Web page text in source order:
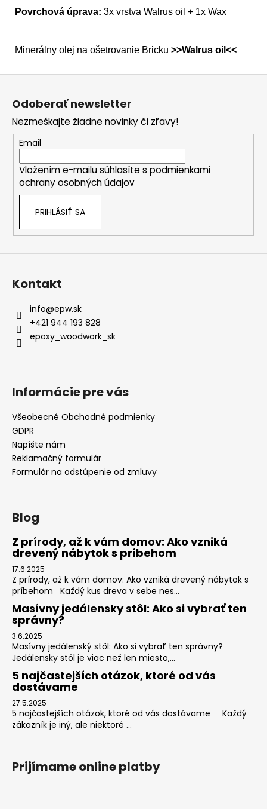
Povrchová úprava: 3x vrstva Walrus oil + 1x Wax
Minerálny olej na ošetrovanie Bricku >>Walrus oil<<
Z
Odoberať newsletter
Nezmeškajte žiadne novinky či zľavy!
Email
Vložením e-mailu súhlasíte s podmienkami
ochrany osobných údajov
PRIHLÁSIŤ SA
Kontakt
info@epw.sk
+421 944 193 828
epoxy_woodwork_sk
Informácie pre vás
Všeobecné Obchodné podmienky
GDPR
Napíšte nám
Reklamačný formulár
Formulár na odstúpenie od zmluvy
Blog
Z prírody, až k vám domov: Ako vzniká
drevený nábytok s príbehom
17.6.2025
Z prírody, až k vám domov: Ako vzniká drevený nábytok s
príbehom Každý kus dreva v sebe nes...
Masívny jedálensky stôl: Ako si vybrať ten
správny?
3.6.2025
Masívny jedálenský stôl: Ako si vybrať ten správny?
Jedálensky stôl je viac než len miesto,...
5 najčastejších otázok, ktoré od vás
dostávame
27.5.2025
5 najčastejších otázok, ktoré od vás dostávame Každý
zákazník je iný, ale niektoré ...
Prijímame online platby